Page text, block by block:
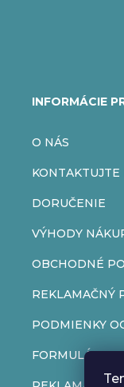
INFORMÁCIE
O NÁS
KONTAKTUJTE
DORUČENIE
VÝHODY
OBCHODNÉ
REKLAMAČNÝ
PODMIENKY
FORMULÁR